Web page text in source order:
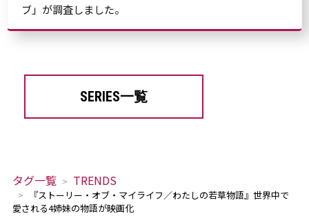
ブ」が調査しました。
SERIES一覧
タグ一覧 TRENDS
『ストーリー・オブ・マイライフ／わたしの若草物語』世界中で
愛される4姉妹の物語が映画化